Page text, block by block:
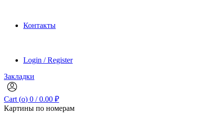
Контакты
Login / Register
Закладки
Cart (o) 0 / 0.00 ₽
Картины по номерам